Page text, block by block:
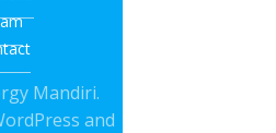
Mandiri.
and